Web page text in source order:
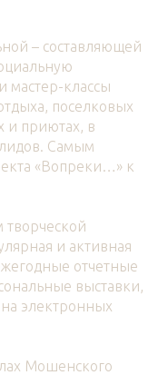
– составляющей
мастер-классы
поселковых
и приютах, в
Самым
«Вопреки…» к
творческой
и активная
отчетные
выставки,
электронных
Мошенского